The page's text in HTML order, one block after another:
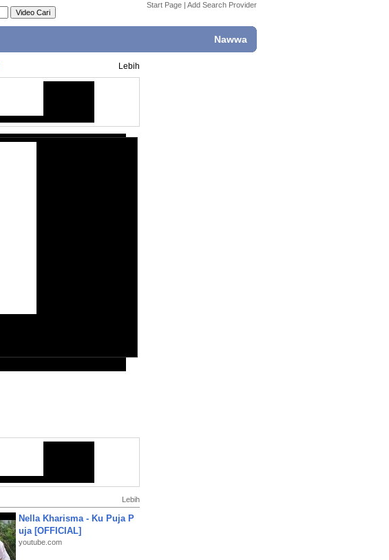
Start Page | Add Search Provider
Nawwa
Lebih
Lebih
Nella Kharisma - Ku Puja P
uja [OFFICIAL]
youtube.com